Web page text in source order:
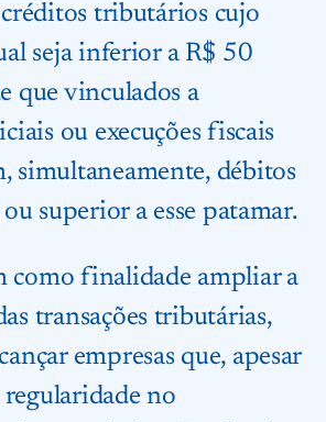
créditos tributários cujo
seja inferior a R$ 50
que vinculados a
ou execuções fiscais
simultaneamente, débitos
superior a esse patamar.
como finalidade ampliar a
transações tributárias,
empresas que, apesar
no